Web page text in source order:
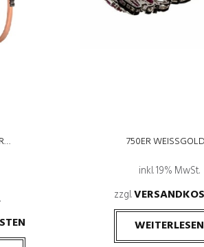
750ER
inkl. 19% MwSt.
zzgl.
WEITERLESEN